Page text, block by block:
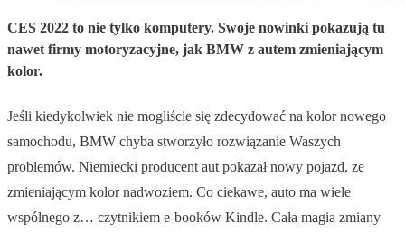
CES 2022 to nie tylko komputery. Swoje nowinki pokazują tu
nawet firmy motoryzacyjne, jak BMW z autem zmieniającym
kolor.
Jeśli kiedykolwiek nie mogliście się zdecydować na kolor nowego
samochodu, BMW chyba stworzyło rozwiązanie Waszych
problemów. Niemiecki producent aut pokazał nowy pojazd, ze
zmieniającym kolor nadwoziem. Co ciekawe, auto ma wiele
wspólnego z… czytnikiem e-booków Kindle. Cała magia zmiany